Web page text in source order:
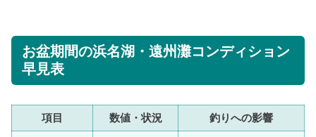
お盆期間の浜名湖・遠州灘コンディション
早見表
項目 数値・状況 釣りへの影響